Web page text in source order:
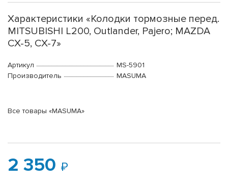
Характеристики «Колодки тормозные перед.
MITSUBISHI L200, Outlander, Pajero; MAZDA
CX-5, CX-7»
Артикул
MS-5901
Производитель
MASUMA
Все товары «MASUMA»
2 350